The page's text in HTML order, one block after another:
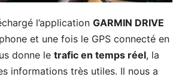
l’application GARMIN DRIVE
et une fois le GPS connecté en
donne le trafic en temps réel, la
informations très utiles. Il nous a